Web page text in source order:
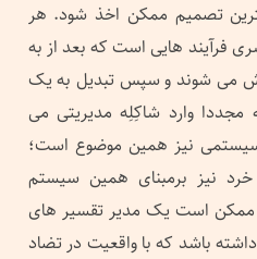
تصمیم ممکن اخذ شود. هر
فرآیند هایی است که بعد از به
می شوند و سپس تبدیل به یک
وارد شاکِلِه مدیریتی می
نیز همین موضوع است؛
نیز برمبنای همین سیستم
ممکن است یک مدیر تقسیر های
باشد که با واقعیت در تضاد